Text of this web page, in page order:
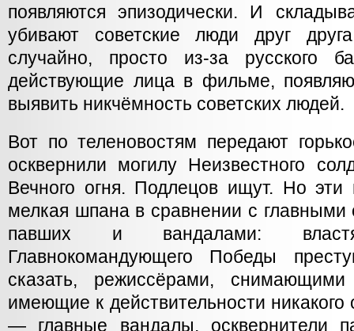
появляются эпизодически. И
убивают советские люди друг
случайно, просто из-за русского
действующие лица в фильме,
выявить никчёмность советских людей.
Вот по теленовостям передают
осквернили могилу Неизвестного
Вечного огня. Подлецов ищут. Но
мелкая шпана в сравнении с главными
павших и вандалами:
Главнокомандующего Победы
сказать, режиссёрами,
имеющие к действительности
— главные вандалы, осквернители